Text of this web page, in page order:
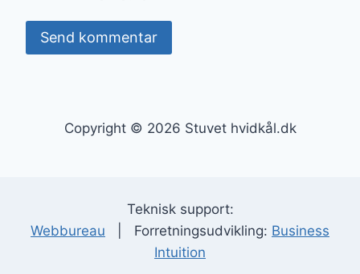
Copyright © 2026 Stuvet hvidkål.dk
Teknisk support:
Webbureau | Forretningsudvikling: Business
Intuition